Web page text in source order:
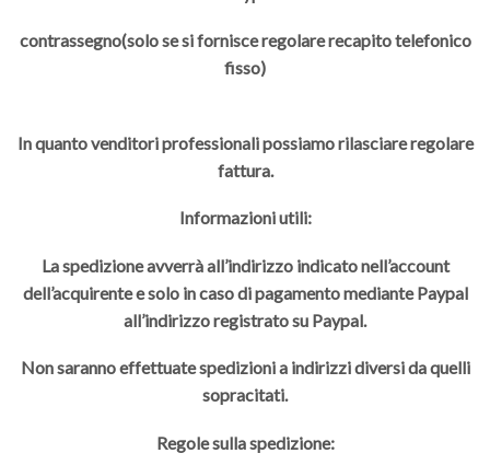
contrassegno(solo se si fornisce regolare recapito telefonico
fisso)
In quanto venditori professionali possiamo rilasciare regolare
fattura.
Informazioni utili:
La spedizione avverrà all’indirizzo indicato nell’account
dell’acquirente e solo in caso di pagamento mediante Paypal
all’indirizzo registrato su Paypal.
Non saranno effettuate spedizioni a indirizzi diversi da quelli
sopracitati.
Regole sulla spedizione: